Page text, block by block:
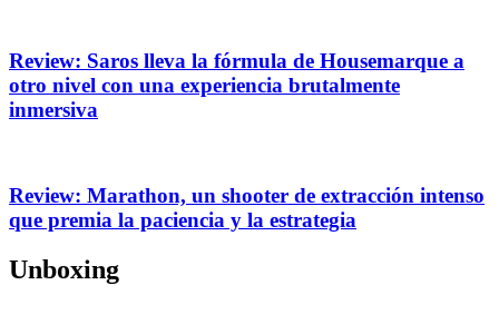
Review: Saros lleva la fórmula de Housemarque a
otro nivel con una experiencia brutalmente
inmersiva
Review: Marathon, un shooter de extracción intenso
que premia la paciencia y la estrategia
Unboxing